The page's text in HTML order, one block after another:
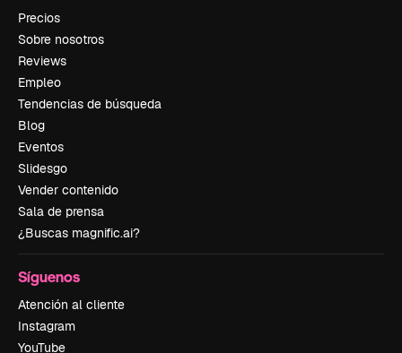
Precios
Sobre nosotros
Reviews
Empleo
Tendencias de búsqueda
Blog
Eventos
Slidesgo
Vender contenido
Sala de prensa
¿Buscas magnific.ai?
Síguenos
Atención al cliente
Instagram
YouTube